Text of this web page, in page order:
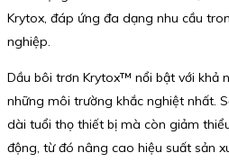
Krytox, đáp ứng đa dạng nhu cầu
nghiệp.
Dầu bôi trơn Krytox™ nổi bật với khả
những môi trường khắc nghiệt nhất.
dài tuổi thọ thiết bị mà còn giảm
động, từ đó nâng cao hiệu suất sản